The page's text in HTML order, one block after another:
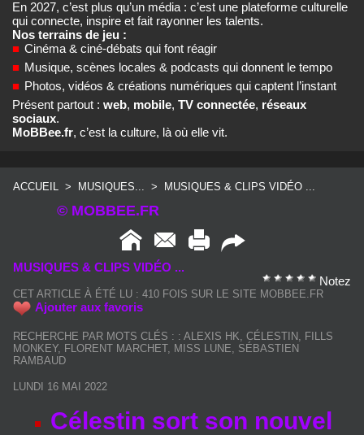
En 2027, c’est plus qu’un média : c’est une plateforme culturelle
qui connecte, inspire et fait rayonner les talents.
Nos terrains de jeu :
■ Cinéma & ciné‑débats qui font réagir
■ Musique, scènes locales & podcasts qui donnent le tempo
■ Photos, vidéos & créations numériques qui captent l’instant
Présent partout : web, mobile, TV connectée, réseaux
sociaux.
MoBBee.fr, c’est la culture, là où elle vit.
ACCUEIL > MUSIQUES... > MUSIQUES & CLIPS VIDÉO ...
© MOBBEE.FR
MUSIQUES & CLIPS VIDÉO ...
Notez
CET ARTICLE À ÉTÉ LU : 410 FOIS SUR LE SITE MOBBEE.FR
Ajouter aux favoris
RECHERCHE PAR MOTS CLÉS : : ALEXIS HK CÉLESTIN FILLS
MONKEY, FLORENT MARCHET, MISS LUNE
SÉBASTIEN
RAMBAUD
LUNDI 16 MAI 2022
Célestin sort son nouvel